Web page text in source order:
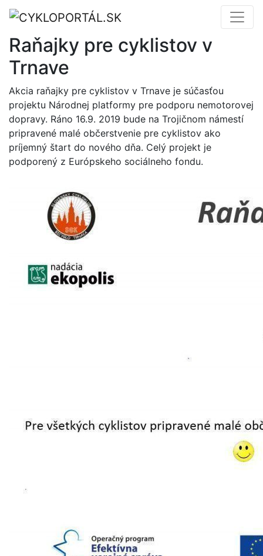
Raňajky pre cyklistov v
Trnave
Akcia raňajky pre cyklistov v Trnave je súčasťou
projektu Národnej platformy pre podporu nemotorovej
dopravy. Ráno 16.9. 2019 bude na Trojičnom námestí
pripravené malé občerstvenie pre cyklistov ako
príjemný štart do nového dňa. Celý projekt je
podporený z Európskeho sociálneho fondu.